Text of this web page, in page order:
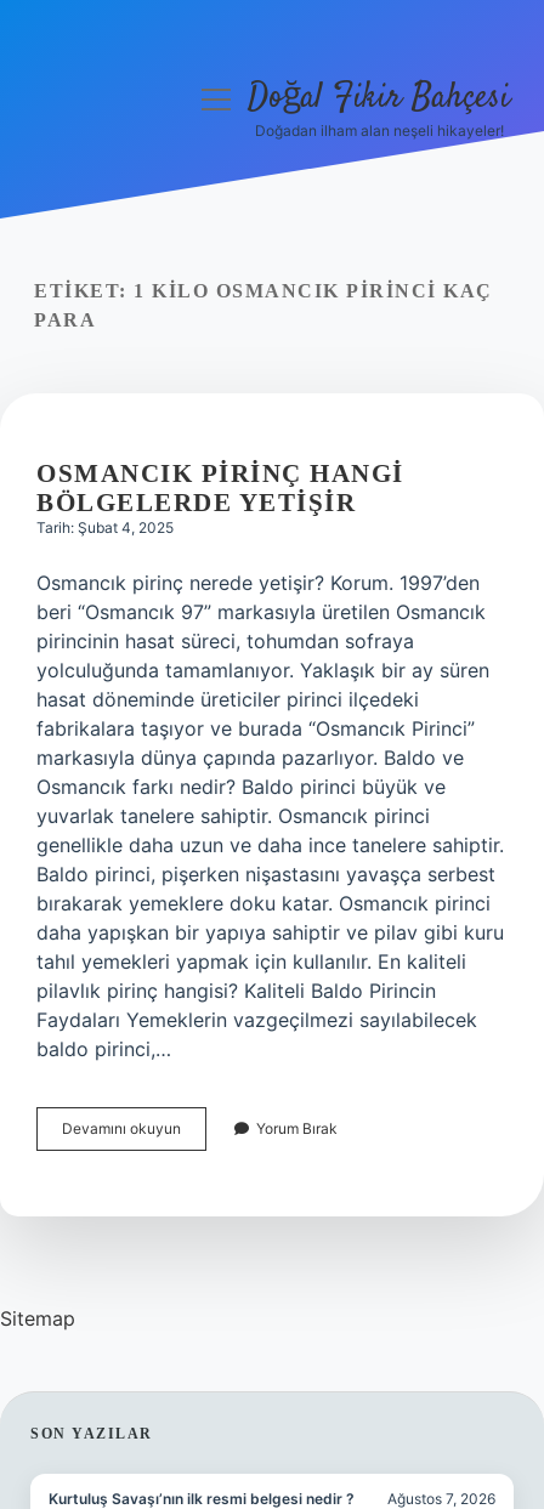
Yasal Uyarı
menüyüDoğal Fikir Bahçesi
Doğadan ilham alan neşeli hikayeler!
ETIKET: 1 KILO OSMANCIK PIRINCI KAÇ
PARA
OSMANCIK PIRINÇ HANGI
BÖLGELERDE YETIŞIR
Tarih: Şubat 4, 2025
Osmancık pirinç nerede yetişir? Korum. 1997’den
beri “Osmancık 97” markasıyla üretilen Osmancık
pirincinin hasat süreci, tohumdan sofraya
yolculuğunda tamamlanıyor. Yaklaşık bir ay süren
hasat döneminde üreticiler pirinci ilçedeki
fabrikalara taşıyor ve burada “Osmancık Pirinci”
markasıyla dünya çapında pazarlıyor. Baldo ve
Osmancık farkı nedir? Baldo pirinci büyük ve
yuvarlak tanelere sahiptir. Osmancık pirinci
genellikle daha uzun ve daha ince tanelere sahiptir.
Baldo pirinci, pişerken nişastasını yavaşça serbest
bırakarak yemeklere doku katar. Osmancık pirinci
daha yapışkan bir yapıya sahiptir ve pilav gibi kuru
tahıl yemekleri yapmak için kullanılır. En kaliteli
pilavlık pirinç hangisi? Kaliteli Baldo Pirincin
Faydaları Yemeklerin vazgeçilmezi sayılabilecek
baldo pirinci,…
Devamını okuyun Osmancık
Pirinç
Yetişir
Yorum Bırak
Sitemap
SIDEBAR
SON YAZILAR
Kurtuluş Savaşı’nın ilk resmi belgesi nedir ? Ağustos 7, 2026